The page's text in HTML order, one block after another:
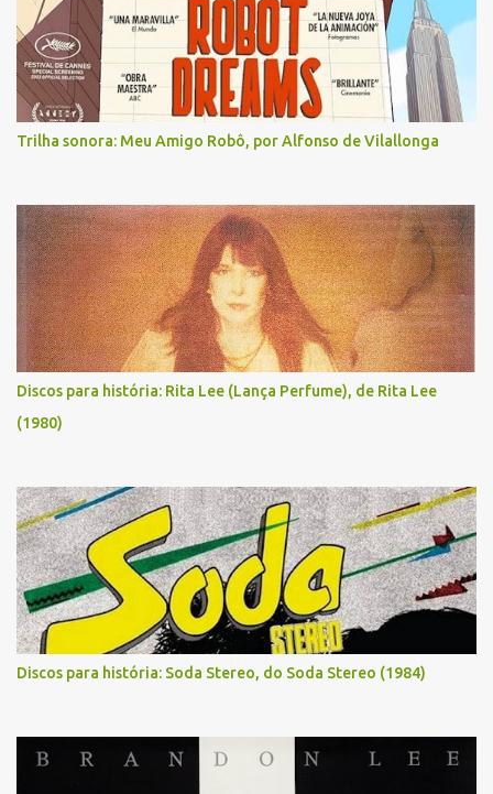
Trilha sonora: Meu Amigo Robô, por Alfonso de Vilallonga
Discos para história: Rita Lee (Lança Perfume), de Rita Lee
(1980)
Discos para história: Soda Stereo, do Soda Stereo (1984)